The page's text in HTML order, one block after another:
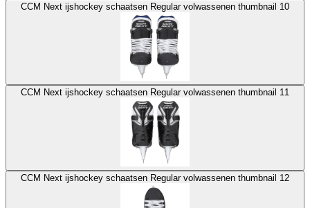
CCM Next ijshockey schaatsen Regular volwassenen thumbnail 10
CCM Next ijshockey schaatsen Regular volwassenen thumbnail 11
CCM Next ijshockey schaatsen Regular volwassenen thumbnail 12